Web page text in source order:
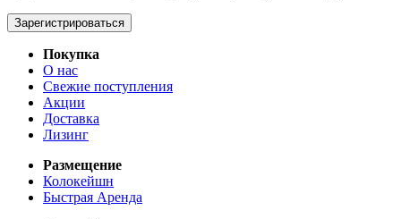
Зарегистрироваться
Покупка
О нас
Свежие поступления
Акции
Доставка
Лизинг
Размещение
Колокейшн
Быстрая Аренда